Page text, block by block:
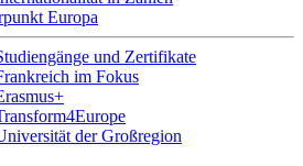
Europa
und Zertifikate
im Fokus
der Großregion